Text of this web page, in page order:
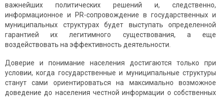
важнейших политических решений и, следственно,
информационное и PR-сопровождение в государственных и
муниципальных структурах будет выступать определенной
гарантией их легитимного cуществования, а еще
воздействовать на эффективность деятельности.
Доверие и понимание населения достигаются только при
условии, когда государственные и муниципальные структуры
станут сами ориентироваться на максимально возможное
доведение до населения честной информации о собственных